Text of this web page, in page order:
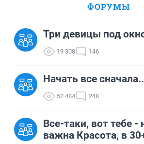
ФОРУМЫ
Три девицы под
19 308 146
Начать все
52 484 248
Все-таки, вот тебе -
важна Красота, в